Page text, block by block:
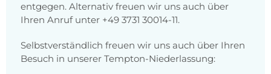
entgegen. Alternativ freuen wir uns auch über
Ihren Anruf unter +49 3731 30014-11.
Selbstverständlich freuen wir uns auch über Ihren
Besuch in unserer Tempton-Niederlassung: